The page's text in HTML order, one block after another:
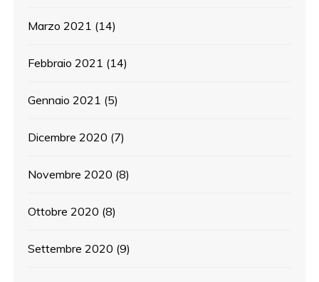
Marzo 2021 (14)
Febbraio 2021 (14)
Gennaio 2021 (5)
Dicembre 2020 (7)
Novembre 2020 (8)
Ottobre 2020 (8)
Settembre 2020 (9)